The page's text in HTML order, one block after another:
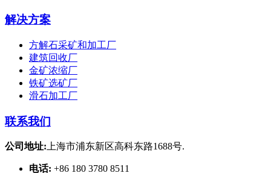
解决方案
方解石采矿和加工厂
建筑回收厂
金矿浓缩厂
铁矿选矿厂
滑石加工厂
联系我们
公司地址: 上海市浦东新区高科东路1688号.
电话: +86 180 3780 8511